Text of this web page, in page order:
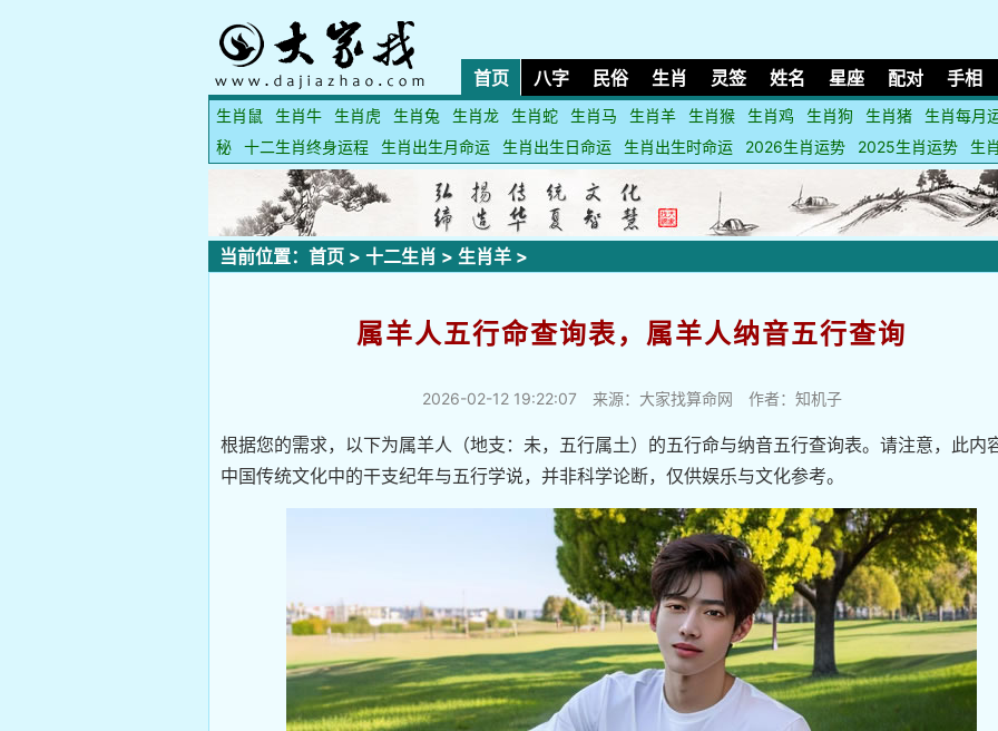
首页 八字 民俗 生肖 灵签 姓名 星座 配对 手相
生肖鼠 生肖牛 生肖虎 生肖兔 生肖龙 生肖蛇 生肖马 生肖羊 生肖猴 生肖鸡 生肖狗 生肖猪 生肖每月
秘
十二生肖终身运程 生肖出生月命运 生肖出生日命运 生肖出生时命运 2026生肖运势 2025生肖运势 生
当前位置： 首页 > 十二生肖 > 生肖羊 >
属羊人五行命查询表，属羊人纳音五行查询
2026-02-12 19:22:07 来源：大家找算命网 作者：知机子
根据您的需求，以下为属羊人（地支：未，五行属土）的五行命与纳音五行查询表。请注意，此内
中国传统文化中的干支纪年与五行学说，并非科学论断，仅供娱乐与文化参考。